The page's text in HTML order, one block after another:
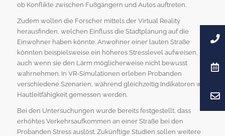
ob Konflikte zwischen Fußgängern und Autos auftreten.
Zudem wollen die Forscher mittels der Virtual Reality
herausfinden, welchen Einfluss die Stadtplanung auf die
Einwohner haben könnte. Anwohner einer lauten Straße
könnten beispielsweise ein höheres Stresslevel aufweisen,
auch wenn sie den Lärm möglicherweise nicht bewusst
wahrnehmen. In VR-Simulationen erleben Probanden
verschiedene Szenarien, während gleichzeitig Indikatoren wie
Hautleitfähigkeit gemessen werden.
Bei den Untersuchungen wurde bereits festgestellt, dass
erhöhtes Verkehrsaufkommen an einer Straße bei den
Probanden Stress auslöst. Zukünftige Studien sollen weitere